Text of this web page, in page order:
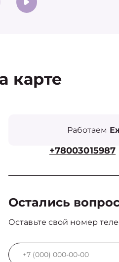
карте
Работаем
+78003015987
Остались
Оставьте свой номер